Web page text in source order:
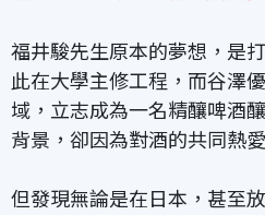
福井駿先生原本的夢想，是
此在大學主修工程，而谷澤
域，立志成為一名精釀啤酒
背景，卻因為對酒的共同熱
但發現無論是在日本，甚至